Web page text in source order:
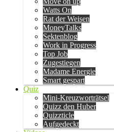
Watts On
Rat der Weisen
MoneyTalks
Sektenblog
Work in Progress
Top Job
Zugestiegen
Madame Energie
Smart gespart
Quiz
Mini-Kreuzworträtsel
Quizz den Huber
Quizzticle
Aufgedeckt